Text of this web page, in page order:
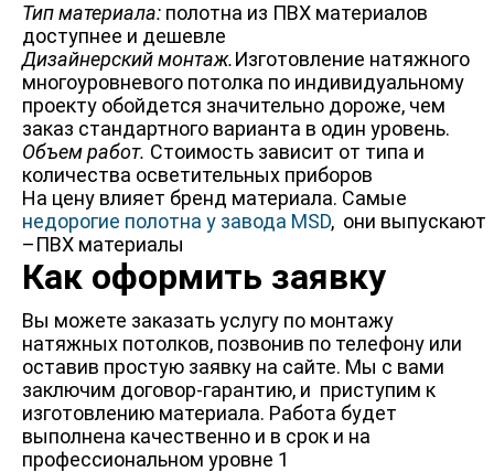
Тип материала: полотна из ПВХ материалов
доступнее и дешевле
Дизайнерский монтаж.Изготовление натяжного
многоуровневого потолка по индивидуальному
проекту обойдется значительно дороже, чем
заказ стандартного варианта в один уровень.
Объем работ. Стоимость зависит от типа и
количества осветительных приборов
На цену влияет бренд материала. Самые
недорогие полотна у завода MSD, они выпускают
–ПВХ материалы
Как оформить заявку
Вы можете заказать услугу по монтажу
натяжных потолков, позвонив по телефону или
оставив простую заявку на сайте. Мы с вами
заключим договор-гарантию, и приступим к
изготовлению материала. Работа будет
выполнена качественно и в срок и на
профессиональном уровне 1